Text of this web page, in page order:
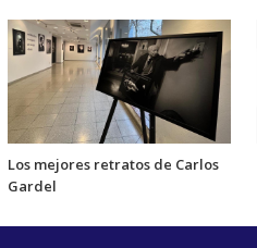
Los mejores retratos de Carlos
Gardel